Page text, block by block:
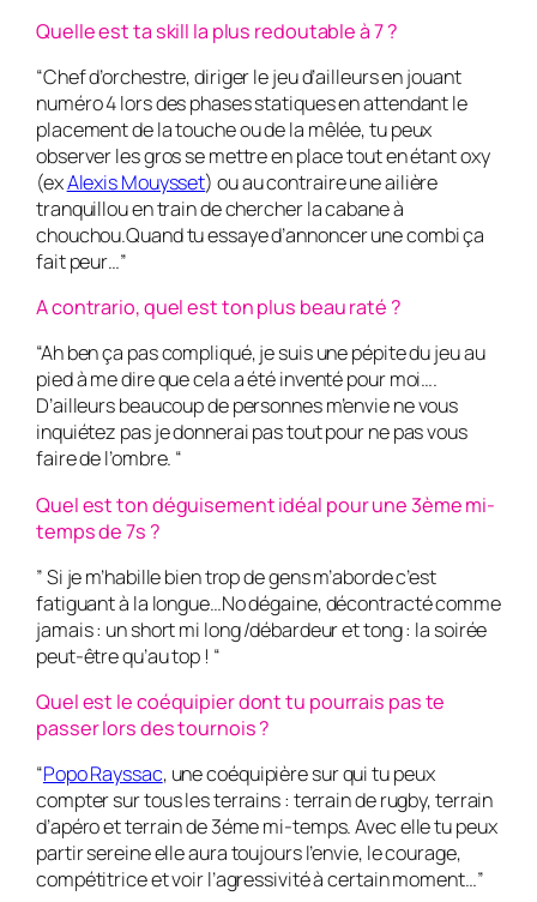
Quelle est ta skill la plus redoutable à 7 ?
“Chef d’orchestre, diriger le jeu d’ailleurs en jouant
numéro 4 lors des phases statiques en attendant le
placement de la touche ou de la mêlée, tu peux
observer les gros se mettre en place tout en étant oxy
(exAlexis Mouysset) ou au contraire une ailière
tranquillou en train de chercher la cabane à
chouchou.Quand tu essaye d’annoncer une combi ça
fait peur…”
A contrario, quel est ton plus beau raté ?
“Ah ben ça pas compliqué, je suis une pépite du jeu au
pied à me dire que cela a été inventé pour moi….
D’ailleurs beaucoup de personnes m’envie ne vous
inquiétez pas je donnerai pas tout pour ne pas vous
faire de l’ombre. “
Quel est ton déguisement idéal pour une 3ème mi-
temps de 7s ?
” Si je m’habille bien trop de gens m’aborde c’est
fatiguant à la longue…No dégaine, décontracté comme
jamais : un short mi long /débardeur et tong : la soirée
peut-être qu’au top ! “
Quel est le coéquipier dont tu pourrais pas te
passer lors des tournois ?
“Popo Rayssac, une coéquipière sur qui tu peux
compter sur tous les terrains : terrain de rugby, terrain
d’apéro et terrain de 3éme mi-temps. Avec elle tu peux
partir sereine elle aura toujours l’envie, le courage,
compétitrice et voir l’agressivité à certain moment…”